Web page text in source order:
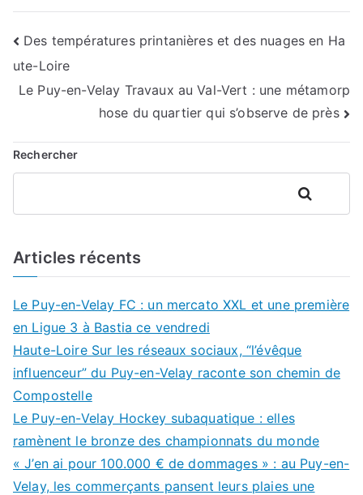
Navigation
de
l’article
Des températures printanières et des nuages en Ha
ute-Loire
Le Puy-en-Velay Travaux au Val-Vert : une métamorp
hose du quartier qui s’observe de près
Rechercher
Rechercher
Articles récents
Le Puy-en-Velay FC : un mercato XXL et une première
en Ligue 3 à Bastia ce vendredi
Haute-Loire Sur les réseaux sociaux, “l’évêque
influenceur” du Puy-en-Velay raconte son chemin de
Compostelle
Le Puy-en-Velay Hockey subaquatique : elles
ramènent le bronze des championnats du monde
« J’en ai pour 100.000 € de dommages » : au Puy-en-
Velay, les commerçants pansent leurs plaies une